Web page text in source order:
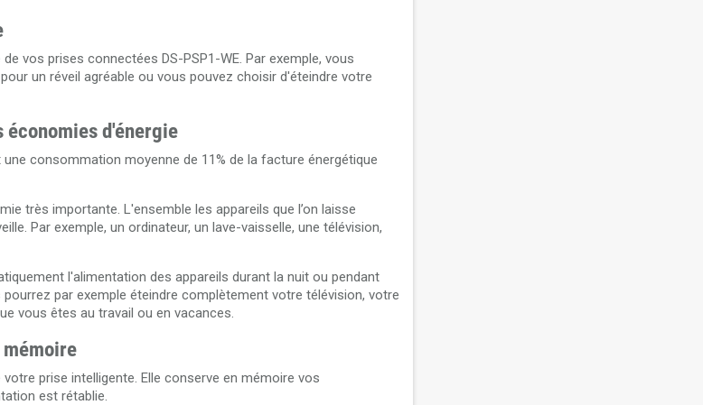
vos prises connectées DS-PSP1-WE. Par exemple, vous
un réveil agréable ou vous pouvez choisir d'éteindre votre
économies d'énergie
consommation moyenne de 11% de la facture énergétique
très importante. L'ensemble les appareils que l’on laisse
Par exemple, un ordinateur, un lave-vaisselle, une télévision,
l'alimentation des appareils durant la nuit ou pendant
par exemple éteindre complètement votre télévision, votre
vous êtes au travail ou en vacances.
mémoire
prise intelligente. Elle conserve en mémoire vos
est rétablie.